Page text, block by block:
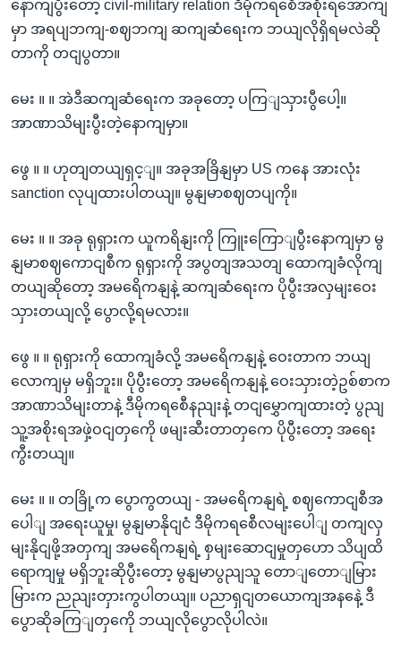
နောကျပွီးတော့ civil-military relation ဒီမိုကရစေီအစိုးရအောကျ
မှာ အရပျဘကျ-စဈဘကျ ဆကျဆံရေးက ဘယျလိုရှိရမလဲဆို
တာကို တငျပွတာ။
မေး ။ ။ အဲဒီဆကျဆံရေးက အခုတော့ ပကြျသှားပွီပေါ့။
အာဏာသိမျးပွီးတဲ့နောကျမှာ။
ဖွေ ။ ။ ဟုတျတယျရှင့ျ။ အခုအခြိနျမှာ US ကနေ အားလုံး
sanction လုပျထားပါတယျ။ မွနျမာစဈတပျကို။
မေး ။ ။ အခု ရုရှားက ယူကရိနျးကို ကြူးကြောျပွီးနောကျမှာ မွ
နျမာစဈကောငျစီက ရုရှားကို အပွတျအသတျ ထောကျခံလိုကျ
တယျဆိုတော့ အမရေိကနျနဲ့ ဆကျဆံရေးက ပိုပွီးအလှမျးဝေး
သှားတယျလို့ ပွောလို့ရမလား။
ဖွေ ။ ။ ရုရှားကို ထောကျခံလို့ အမရေိကနျနဲ့ ဝေးတာက ဘယျ
လောကျမှ မရှိဘူး။ ပိုပွီးတော့ အမရေိကနျနဲ့ ဝေးသှားတဲ့ဥစ်စာက
အာဏာသိမျးတာနဲ့ ဒီမိုကရစေီနညျးနဲ့ တငျမွှောကျထားတဲ့ ပွညျ
သူ့အစိုးရအဖှဲ့ဝငျတှကေို ဖမျးဆီးတာတှကေ ပိုပွီးတော့ အရေး
ကွီးတယျ။
မေး ။ ။ တခြို့က ပွောကွတယျ - အမရေိကနျရဲ့ စဈကောငျစီအ
ပေါျ အရေးယူမှု၊ မွနျမာနိုငျငံ ဒီမိုကရစေီလမျးပေါျ တကျလှ
မျးနိုငျဖို့အတှကျ အမရေိကနျရဲ့ စှမျးဆောငျမှုတှဟော သိပျထိ
ရောကျမှု မရှိဘူးဆိုပွီးတော့ မွနျမာပွညျသူ တောျတောျမြား
မြားက ညညျးတှားကွပါတယျ။ ပညာရှငျတယောကျအနနေဲ့ ဒီ
ပွောဆိုခကြျတှကေို ဘယျလိုပွောလိုပါလဲ။